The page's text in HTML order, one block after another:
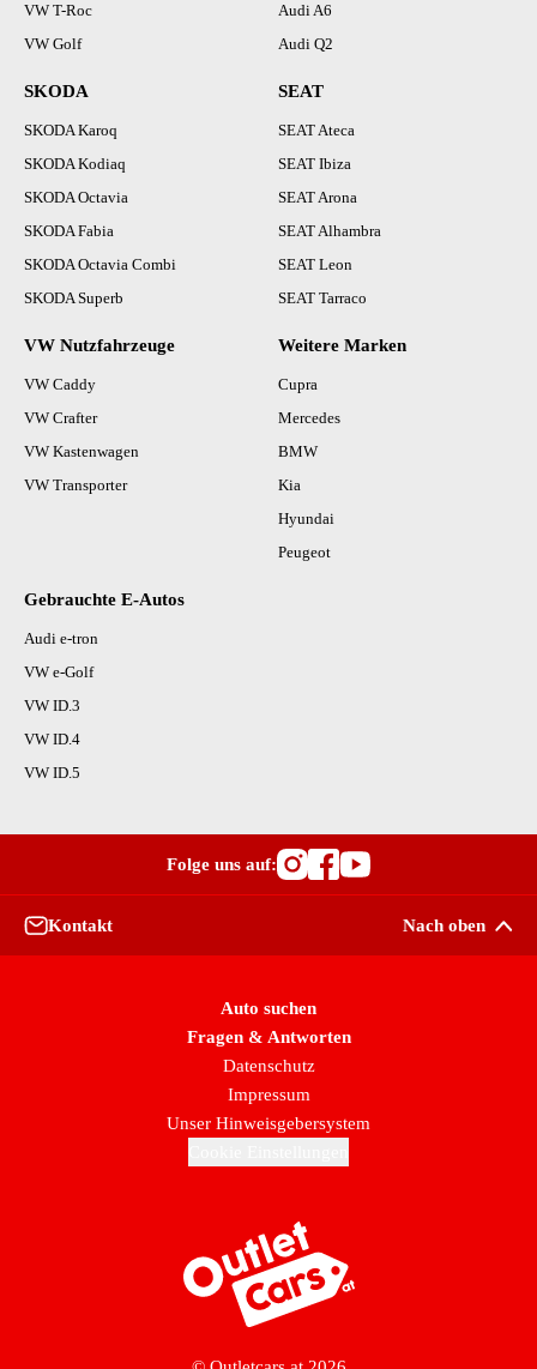
VW T-Roc
VW Golf
Audi A6
Audi Q2
SKODA
SKODA Karoq
SKODA Kodiaq
SKODA Octavia
SKODA Fabia
SKODA Octavia Combi
SKODA Superb
SEAT
SEAT Ateca
SEAT Ibiza
SEAT Arona
SEAT Alhambra
SEAT Leon
SEAT Tarraco
VW Nutzfahrzeuge
VW Caddy
VW Crafter
VW Kastenwagen
VW Transporter
Weitere Marken
Cupra
Mercedes
BMW
Kia
Hyundai
Peugeot
Gebrauchte E-Autos
Audi e-tron
VW e-Golf
VW ID.3
VW ID.4
VW ID.5
Folge uns auf:
Besuche
Besuche
Besuche
Kontakt Nach oben
Auto suchen
Fragen & Antworten
Datenschutz
Impressum
Unser Hinweisgebersystem
Zur Startseite